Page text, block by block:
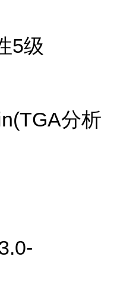
5级
分析